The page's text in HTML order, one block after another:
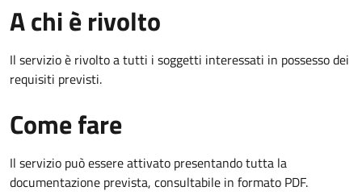
A chi è rivolto
Il servizio è rivolto a tutti i soggetti interessati in possesso dei
requisiti previsti.
Come fare
Il servizio può essere attivato presentando tutta la
documentazione prevista, consultabile in formato PDF.